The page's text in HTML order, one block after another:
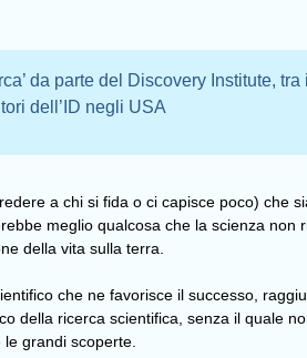
da parte del Discovery Institute,
dell’ID negli USA
a chi si fida o ci capisce poco) che
meglio qualcosa che la scienza non
della vita sulla terra.
che ne favorisce il successo,
della ricerca scientifica, senza il quale
grandi scoperte.